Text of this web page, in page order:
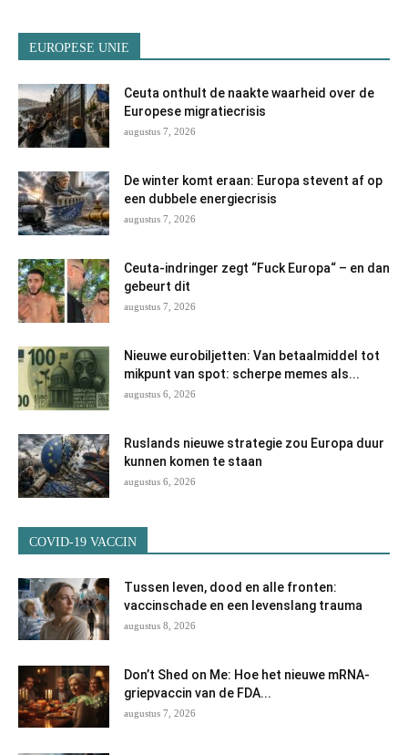
EUROPESE UNIE
Ceuta onthult de naakte waarheid over de
Europese migratiecrisis
augustus 7, 2026
De winter komt eraan: Europa stevent af op
een dubbele energiecrisis
augustus 7, 2026
Ceuta-indringer zegt “Fuck Europa“ – en dan
gebeurt dit
augustus 7, 2026
Nieuwe eurobiljetten: Van betaalmiddel tot
mikpunt van spot: scherpe memes als...
augustus 6, 2026
Ruslands nieuwe strategie zou Europa duur
kunnen komen te staan
augustus 6, 2026
COVID-19 VACCIN
Tussen leven, dood en alle fronten:
vaccinschade en een levenslang trauma
augustus 8, 2026
Don’t Shed on Me: Hoe het nieuwe mRNA-
griepvaccin van de FDA...
augustus 7, 2026